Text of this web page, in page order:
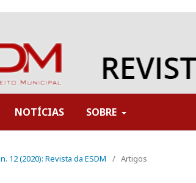
NOTÍCIAS SOBRE
12 (2020): Revista da ESDM / Artigos